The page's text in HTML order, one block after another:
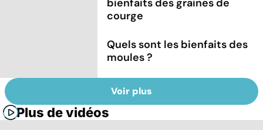
courge
Quels sont les bienfaits des
moules ?
Voir plus
Plus de vidéos